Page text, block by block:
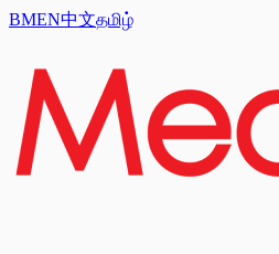
BMEN中文தமிழ்